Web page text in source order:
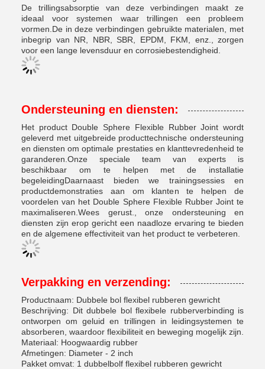
De trillingsabsorptie van deze verbindingen maakt ze
ideaal voor systemen waar trillingen een probleem
vormen.De in deze verbindingen gebruikte materialen, met
inbegrip van NR, NBR, SBR, EPDM, FKM, enz., zorgen
voor een lange levensduur en corrosiebestendigheid.
Ondersteuning en diensten:
Het product Double Sphere Flexible Rubber Joint wordt
geleverd met uitgebreide producttechnische ondersteuning
en diensten om optimale prestaties en klanttevredenheid te
garanderen.Onze speciale team van experts is
beschikbaar om te helpen met de installatie
begeleidingDaarnaast bieden we trainingsessies en
productdemonstraties aan om klanten te helpen de
voordelen van het Double Sphere Flexible Rubber Joint te
maximaliseren.Wees gerust., onze ondersteuning en
diensten zijn erop gericht een naadloze ervaring te bieden
en de algemene effectiviteit van het product te verbeteren.
Verpakking en verzending:
Productnaam: Dubbele bol flexibel rubberen gewricht
Beschrijving: Dit dubbele bol flexibele rubberverbinding is
ontworpen om geluid en trillingen in leidingsystemen te
absorberen, waardoor flexibiliteit en beweging mogelijk zijn.
Materiaal: Hoogwaardig rubber
Afmetingen: Diameter - 2 inch
Pakket omvat: 1 dubbelbolf flexibel rubberen gewricht